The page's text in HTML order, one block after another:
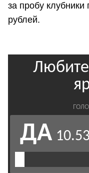
за пробу
рублей.